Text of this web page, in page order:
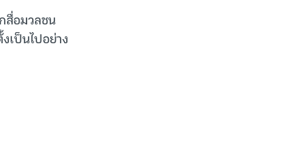
สื่อมวลชน
เป็นไปอย่าง